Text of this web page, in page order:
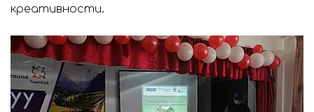
креативности.